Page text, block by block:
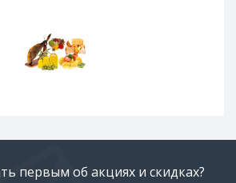
первым об акциях и скидках?